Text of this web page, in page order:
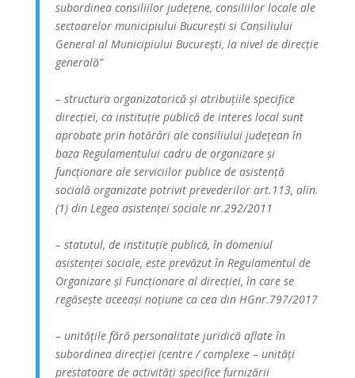
subordinea consiliilor județene, consiliilor locale ale
sectoarelor municipiului București si Consiliului
General al Municipiului București, la nivel de direcție
generală”
– structura organizatorică și atribuțiile specifice
direcției, ca instituție publică de interes local sunt
aprobate prin hotărâri ale consiliului județean în
baza Regulamentului cadru de organizare și
funcționare ale serviciilor publice de asistență
socială organizate potrivit prevederilor art.113, alin.
(1) din Legea asistenței sociale nr.292/2011
– statutul, de instituție publică, în domeniul
asistenței sociale, este prevăzut în Regulamentul de
Organizare și Funcționare al direcției, în care se
regăsește aceeași noțiune ca cea din HGnr.797/2017
– unitățile fără personalitate juridică aflate în
subordinea direcției (centre / complexe – unități
prestatoare de activități specifice furnizării